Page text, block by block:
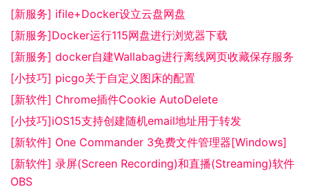
[新服务] ifile+Docker设立云盘网盘
[新服务]Docker运行115网盘进行浏览器下载
[新服务] docker自建Wallabag进行离线网页收藏保存服务
[小技巧] picgo关于自定义图床的配置
[新软件] Chrome插件Cookie AutoDelete
[小技巧]iOS15支持创建随机email地址用于转发
[新软件] One Commander 3免费文件管理器[Windows]
[新软件] 录屏(Screen Recording)和直播(Streaming)软件
OBS